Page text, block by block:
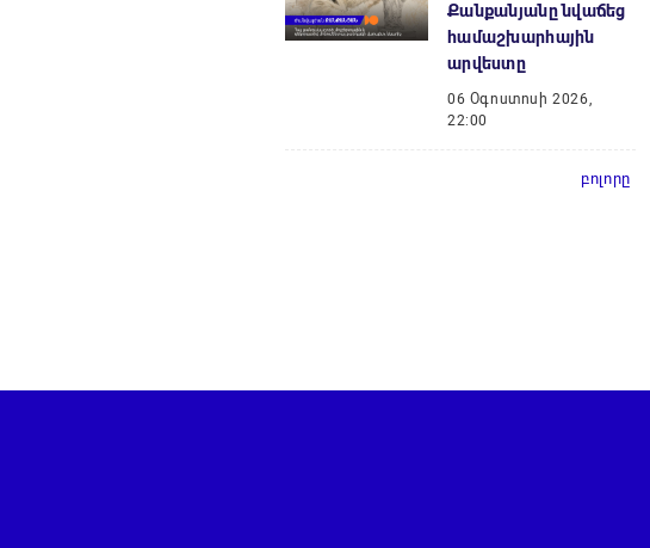
Քանքանյանը նվաճեց
համաշխարհային
արվեստը
06 Օգոստոսի 2026,
22:00
բոլորը